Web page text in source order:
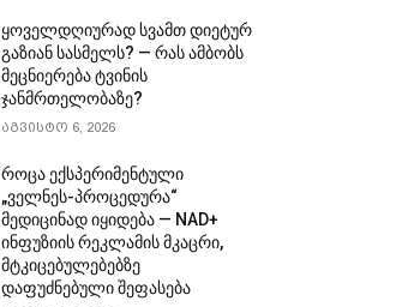
ყოველდღიურად სვამთ დიეტურ
გაზიან სასმელს? — რას ამბობს
მეცნიერება ტვინის
ჯანმრთელობაზე?
აგვისტო 6, 2026
როცა ექსპერიმენტული
„ველნეს-პროცედურა“
მედიცინად იყიდება — NAD+
ინფუზიის რეკლამის მკაცრი,
მტკიცებულებებზე
დაფუძნებული შეფასება